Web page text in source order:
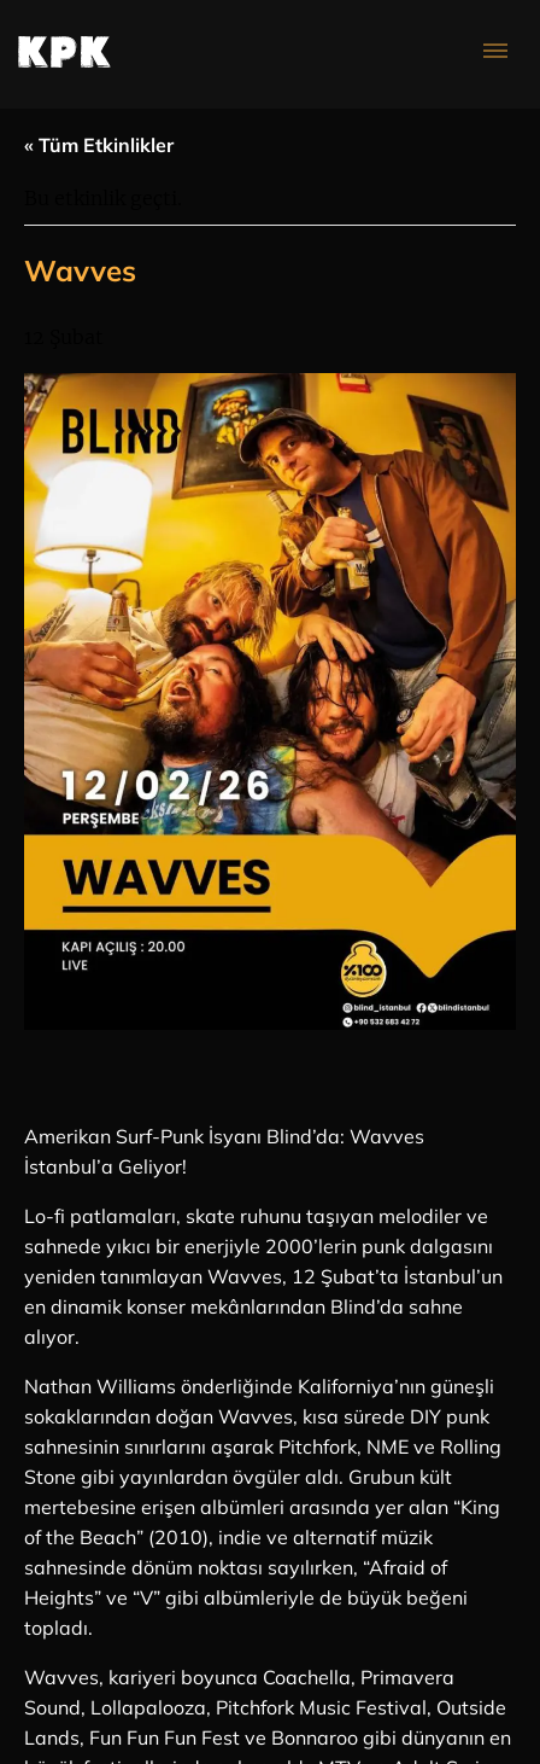
« Tüm Etkinlikler
Wavves
Amerikan Surf-Punk İsyanı Blind’da: Wavves
İstanbul’a Geliyor!
Lo-fi patlamaları, skate ruhunu taşıyan melodiler ve
sahnede yıkıcı bir enerjiyle 2000’lerin punk dalgasını
yeniden tanımlayan Wavves, 12 Şubat’ta İstanbul’un
en dinamik konser mekânlarından Blind’da sahne
alıyor.
Nathan Williams önderliğinde Kaliforniya’nın güneşli
sokaklarından doğan Wavves, kısa sürede DIY punk
sahnesinin sınırlarını aşarak Pitchfork, NME ve Rolling
Stone gibi yayınlardan övgüler aldı. Grubun kült
mertebesine erişen albümleri arasında yer alan “King
of the Beach” (2010), indie ve alternatif müzik
sahnesinde dönüm noktası sayılırken, “Afraid of
Heights” ve “V” gibi albümleriyle de büyük beğeni
topladı.
Wavves, kariyeri boyunca Coachella, Primavera
Sound, Lollapalooza, Pitchfork Music Festival, Outside
Lands, Fun Fun Fun Fest ve Bonnaroo gibi dünyanın en